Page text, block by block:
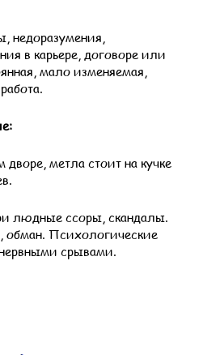
недоразумения,
в карьере, договоре или
мало изменяемая,
дворе, метла стоит на кучке
людные ссоры, скандалы.
обман. Психологические
срывами.